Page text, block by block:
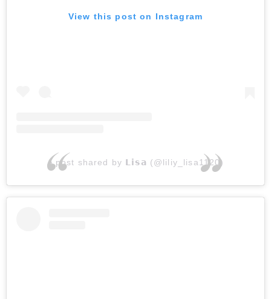
View this post on Instagram
A post shared by 𝗟𝗶𝘀𝗮 (@liliy_lisa1120)